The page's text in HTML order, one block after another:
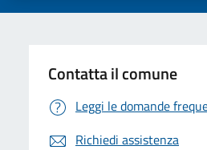
Contatta il comune
Leggi le domande
Richiedi assistenza